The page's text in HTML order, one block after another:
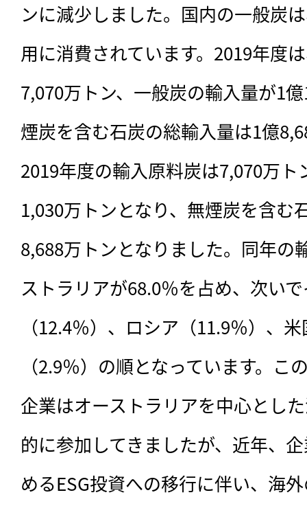
ンに減少しました。国内の一般炭
用に消費されています。2019年度
7,070万トン、一般炭の輸入量が1
煙炭を含む石炭の総輸入量は1億
2019年度の輸入原料炭は7,070万ト
1,030万トンとなり、無煙炭を含む
8,688万トンとなりました。同年の
ストラリアが68.0％を占め、次い
（12.4％）、ロシア（11.9％）、
（2.9％）の順となっています。こ
企業はオーストラリアを中心とし
的に参加してきましたが、近年、
めるESG投資への移行に伴い、海